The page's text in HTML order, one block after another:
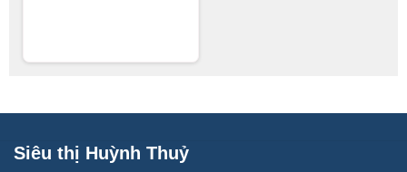
Siêu thị Huỳnh Thuỷ